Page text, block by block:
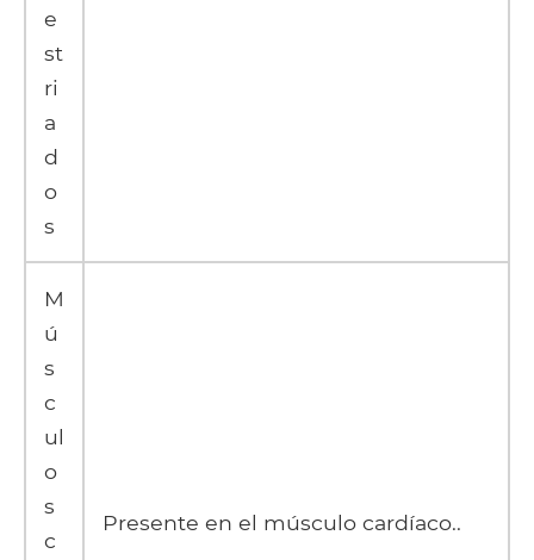
e
st
ri
a
d
o
s
M
ú
s
c
ul
o
s
c
Presente en el músculo cardíaco..